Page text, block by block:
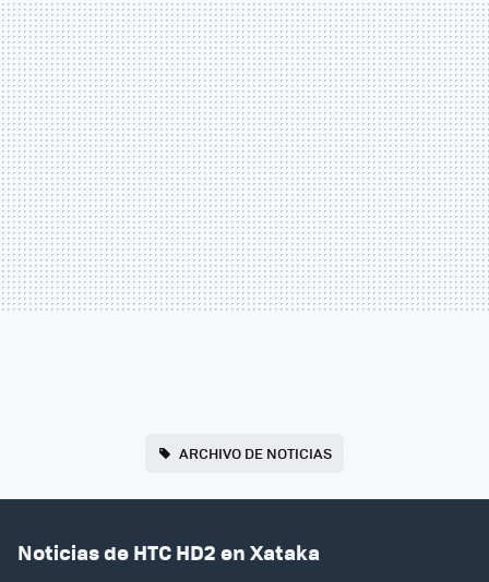
ARCHIVO DE NOTICIAS
Noticias de HTC HD2 en Xataka